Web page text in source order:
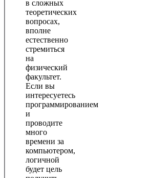
в сложных
теоретических
вопросах,
вполне
естественно
стремиться
на
физический
факультет.
Если вы
интересуетесь
программированием
и
проводите
много
времени за
компьютером,
логичной
будет цель